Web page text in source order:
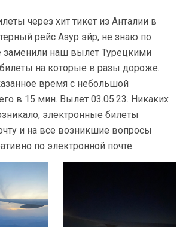
через хит тикет из Анталии в
рейс Азур эйр, не знаю по
заменили наш вылет Турецкими
на которые в разы дороже.
время с небольшой
в 15 мин. Вылет 03.05.23. Никаких
электронные билеты
и на все возникшие вопросы
по электронной почте.